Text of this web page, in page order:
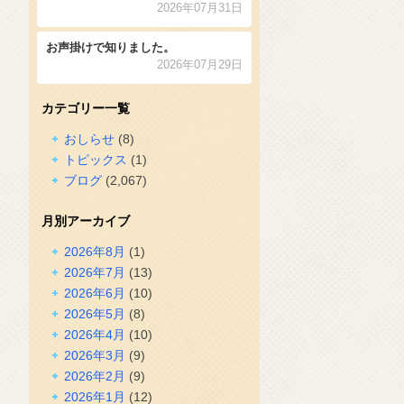
2026年07月31日
お声掛けで知りました。
2026年07月29日
カテゴリー一覧
おしらせ(8)
トピックス (1)
ブログ(2,067)
月別アーカイブ
2026年8月 (1)
2026年7月 (13)
2026年6月 (10)
2026年5月 (8)
2026年4月 (10)
2026年3月 (9)
2026年2月 (9)
2026年1月 (12)